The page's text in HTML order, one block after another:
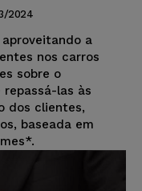
2024
a
nos carros
sobre o
las às
dos clientes,
baseada em